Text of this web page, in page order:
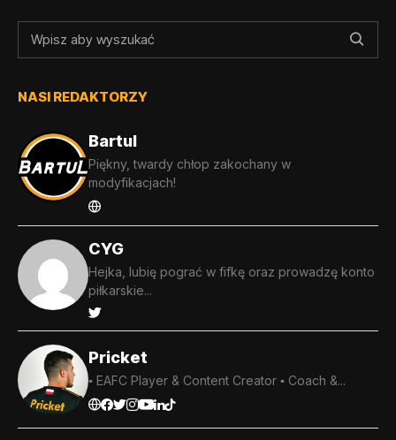
NASI REDAKTORZY
Bartul
Piękny, twardy chłop zakochany w
modyfikacjach!
CYG
Hejka, lubię pograć w fifkę oraz prowadzę konto
piłkarskie...
Pricket
▪️ EAFC Player & Content Creator ▪️ Coach &...